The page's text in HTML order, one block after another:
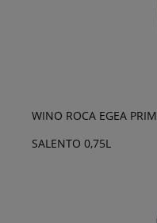
WINO ROCA EGEA
SALENTO 0,75L